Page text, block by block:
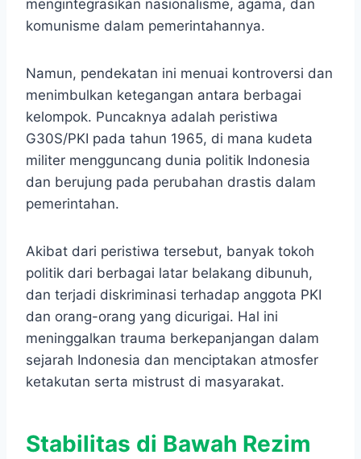
mengintegrasikan nasionalisme, agama, dan
komunisme dalam pemerintahannya.
Namun, pendekatan ini menuai kontroversi dan
menimbulkan ketegangan antara berbagai
kelompok. Puncaknya adalah peristiwa
G30S/PKI pada tahun 1965, di mana kudeta
militer mengguncang dunia politik Indonesia
dan berujung pada perubahan drastis dalam
pemerintahan.
Akibat dari peristiwa tersebut, banyak tokoh
politik dari berbagai latar belakang dibunuh,
dan terjadi diskriminasi terhadap anggota PKI
dan orang-orang yang dicurigai. Hal ini
meninggalkan trauma berkepanjangan dalam
sejarah Indonesia dan menciptakan atmosfer
ketakutan serta mistrust di masyarakat.
Stabilitas di Bawah Rezim